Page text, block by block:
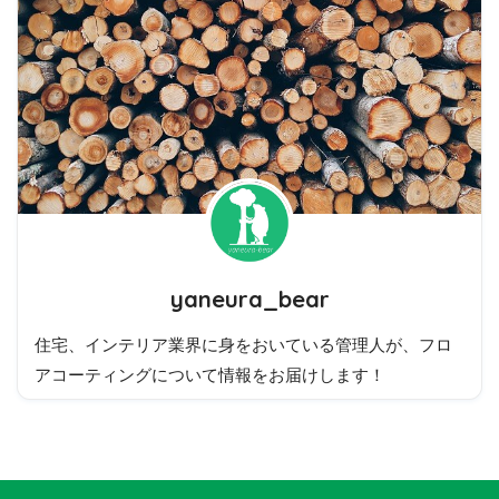
yaneura_bear
住宅、インテリア業界に身をおいている管理人が、フロ
アコーティングについて情報をお届けします！